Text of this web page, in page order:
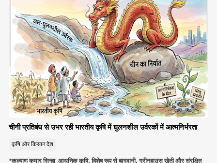
चीनी प्रतिबंध से उभर रही भारतीय कृषि में घुलनशील उर्वरकों में आत्मनिर्भरता
कृषि और किसानदेश
*कल्याण कुमार सिन्हा आधुनिक कृषि, विशेष रूप से बागवानी, ग्रीनहाउस खेती और संरक्षित